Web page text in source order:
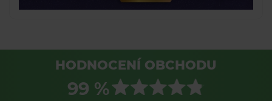
HODNOCENÍ OBCHODU
99 %